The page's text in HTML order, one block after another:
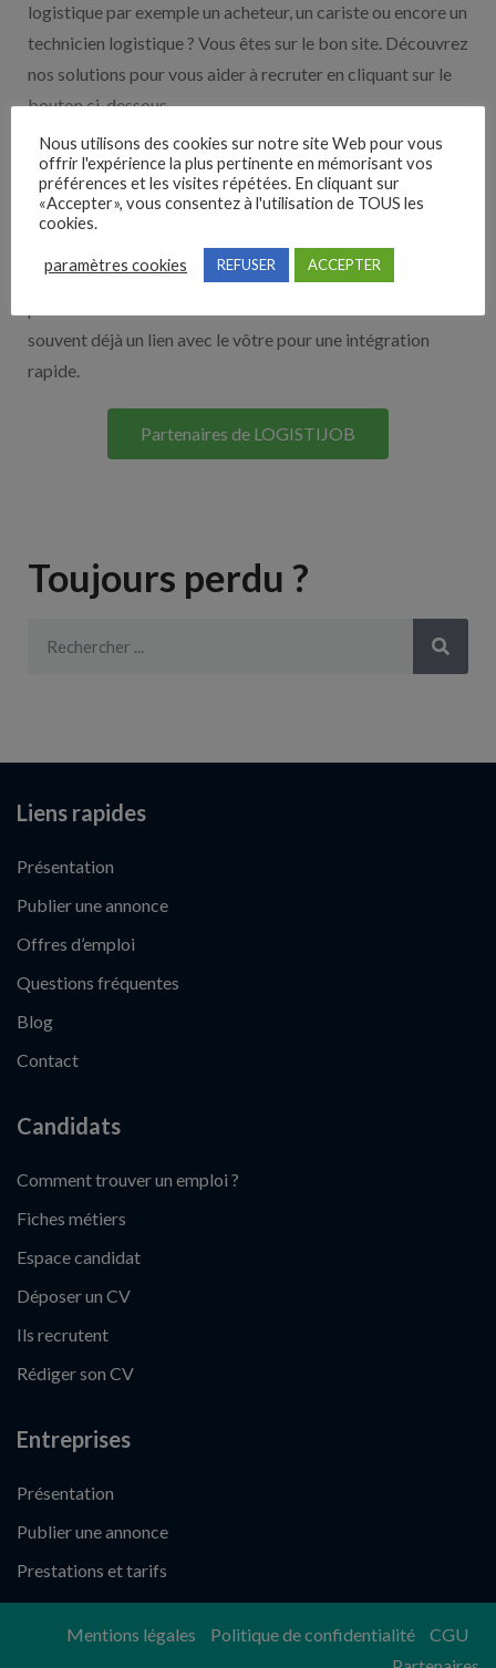
logistique par exemple un acheteur, un cariste ou encore un
technicien logistique ? Vous êtes sur le bon site. Découvrez
nos solutions pour vous aider à recruter en cliquant sur le
bouton ci-dessous.
Nos solutions entreprises
Découvrez nos partenaires ! Moteurs de recherches,
multidiffuseurs, sites payant… nombreux sont nos
souvent déjà un lien avec le vôtre pour une intégration
rapide.
Partenaires de LOGISTIJOB
Toujours perdu ?
Liens rapides
Présentation
Publier une annonce
Offres d’emploi
Questions fréquentes
Blog
Contact
Candidats
Comment trouver un emploi ?
Fiches métiers
Espace candidat
Déposer un CV
Ils recrutent
Rédiger son CV
Entreprises
Présentation
Publier une annonce
Prestations et tarifs
Mentions légales Politique de confidentialité
CGU
Nous utilisons des cookies sur notre site Web pour vous
offrir l'expérience la plus pertinente en mémorisant vos
préférences et les visites répétées. En cliquant sur
«Accepter», vous consentez à l'utilisation de TOUS les
cookies.
paramètres cookies REFUSER ACCEPTER